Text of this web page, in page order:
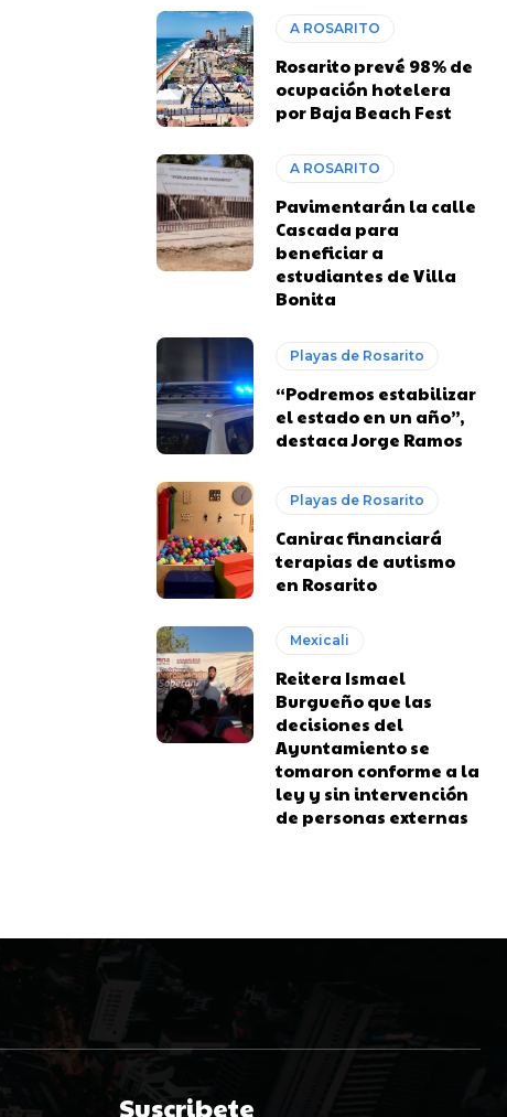
A ROSARITO
Rosarito prevé 98% de
ocupación hotelera
por Baja Beach Fest
A ROSARITO
Pavimentarán la calle
Cascada para
beneficiar a
estudiantes de Villa
Bonita
Playas de Rosarito
“Podremos estabilizar
el estado en un año”,
destaca Jorge Ramos
Playas de Rosarito
Canirac financiará
terapias de autismo
en Rosarito
Mexicali
Reitera Ismael
Burgueño que las
decisiones del
Ayuntamiento se
tomaron conforme a la
ley y sin intervención
de personas externas
Suscribete